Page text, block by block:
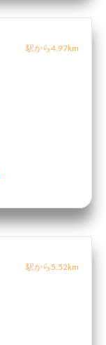
駅から4.97km
駅から5.52km